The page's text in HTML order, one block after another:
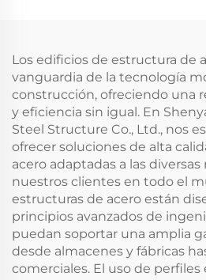
Los edificios de estructura de
vanguardia de la tecnología
construcción, ofreciendo una
y eficiencia sin igual. En
Steel Structure Co., Ltd., nos
ofrecer soluciones de alta
acero adaptadas a las
nuestros clientes en todo el
estructuras de acero están
principios avanzados de
puedan soportar una amplia
desde almacenes y fábricas
comerciales. El uso de